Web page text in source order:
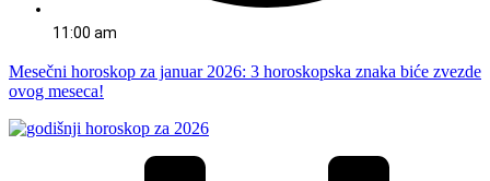
11:00 am
Mesečni horoskop za januar 2026: 3 horoskopska znaka biće zvezde
ovog meseca!